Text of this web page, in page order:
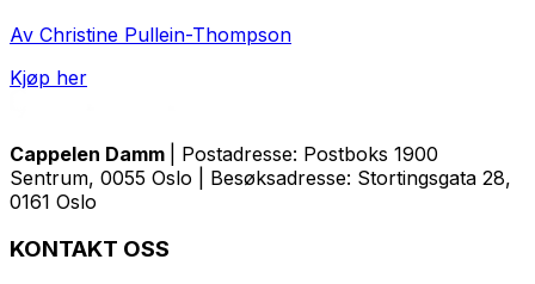
Av Christine Pullein-Thompson
Kjøp her
Cappelen Damm
| Postadresse: Postboks 1900
Sentrum, 0055 Oslo | Besøksadresse: Stortingsgata 28,
0161 Oslo
KONTAKT OSS